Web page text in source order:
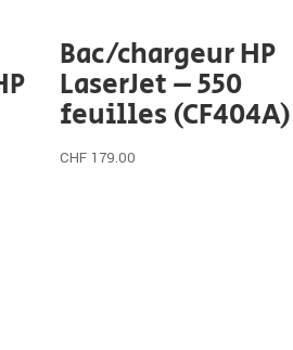
Bac/chargeur HP
LaserJet – 550
feuilles (CF404A)
CHF 179.00